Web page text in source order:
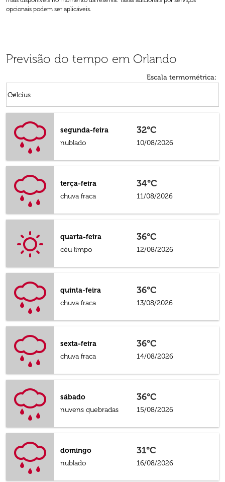
opcionais podem ser aplicáveis.
Previsão do tempo em Orlando
Escala termométrica:
Celcius
keyboard_arrow_down
segunda-feira
nublado
32°C
10/08/2026
terça-feira
chuva fraca
34°C
11/08/2026
quarta-feira
céu limpo
36°C
12/08/2026
quinta-feira
chuva fraca
36°C
13/08/2026
sexta-feira
chuva fraca
36°C
14/08/2026
sábado
nuvens quebradas
36°C
15/08/2026
domingo
nublado
31°C
16/08/2026